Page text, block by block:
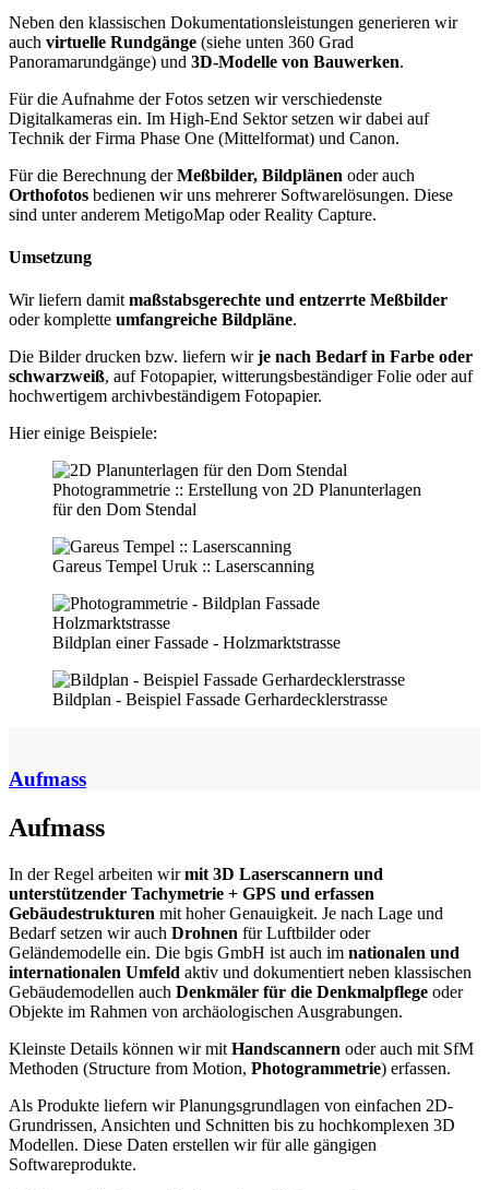
Neben den klassischen Dokumentationsleistungen generieren wir
auch virtuelle Rundgänge (siehe unten 360 Grad
Panoramarundgänge) und 3D-Modelle von Bauwerken.
Für die Aufnahme der Fotos setzen wir verschiedenste
Digitalkameras ein. Im High-End Sektor setzen wir dabei auf
Technik der Firma Phase One (Mittelformat) und Canon.
Für die Berechnung derMeßbilder, Bildplänen oder auch
Orthofotos bedienen wir uns mehrerer Softwarelösungen. Diese
sind unter anderem MetigoMap oder Reality Capture.
Umsetzung
Wir liefern damit maßstabsgerechte und entzerrte Meßbilder
oder komplette umfangreiche Bildpläne.
Die Bilder drucken bzw. liefern wirje nach Bedarf in Farbe oder
schwarzweiß, auf Fotopapier, witterungsbeständiger Folie oder auf
hochwertigem archivbeständigem Fotopapier.
Hier einige Beispiele:
Photogrammetrie :: Erstellung von 2D Planunterlagen
für den Dom Stendal
Gareus Tempel Uruk :: Laserscanning
Bildplan einer Fassade - Holzmarktstrasse
Bildplan - Beispiel Fassade Gerhardecklerstrasse
Aufmass
Aufmass
In der Regel arbeiten wirmit 3D Laserscannern und
unterstützender Tachymetrie + GPS und erfassen
Gebäudestrukturen mit hoher Genauigkeit. Je nach Lage und
Bedarf setzen wir auch Drohnen für Luftbilder oder
Geländemodelle ein. Die bgis GmbH ist auch im nationalen und
internationalen Umfeld aktiv und dokumentiert neben klassischen
Gebäudemodellen auch Denkmäler für die Denkmalpflege oder
Objekte im Rahmen von archäologischen Ausgrabungen.
Kleinste Details können wir mit Handscannern oder auch mit SfM
Methoden (Structure from Motion, Photogrammetrie) erfassen.
Als Produkte liefern wir Planungsgrundlagen von einfachen 2D-
Grundrissen, Ansichten und Schnitten bis zu hochkomplexen 3D
Modellen. Diese Daten erstellen wir für alle gängigen
Softwareprodukte.